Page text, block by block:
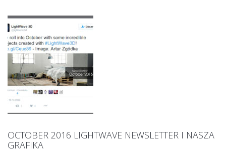
OCTOBER 2016 LIGHTWAVE NEWSLETTER I NASZA
GRAFIKA